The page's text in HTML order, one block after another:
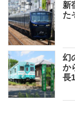
新
た
幻
か
長